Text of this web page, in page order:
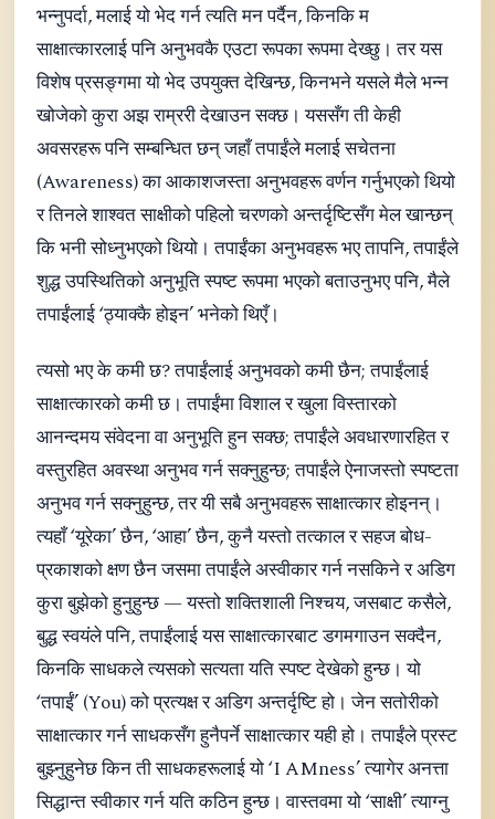
भन्नुपर्दा, मलाई यो भेद गर्न त्यति मन पर्दैन, किनकि म
साक्षात्कारलाई पनि अनुभवकै एउटा रूपका रूपमा देख्छु। तर यस
विशेष प्रसङ्गमा यो भेद उपयुक्त देखिन्छ, किनभने यसले मैले भन्न
खोजेको कुरा अझ राम्ररी देखाउन सक्छ। यससँग ती केही
अवसरहरू पनि सम्बन्धित छन् जहाँ तपाईंले मलाई सचेतना
(Awareness) का आकाशजस्ता अनुभवहरू वर्णन गर्नुभएको थियो
र तिनले शाश्वत साक्षीको पहिलो चरणको अन्तर्दृष्टिसँग मेल खान्छन्
कि भनी सोध्नुभएको थियो। तपाईंका अनुभवहरू भए तापनि, तपाईंले
शुद्ध उपस्थितिको अनुभूति स्पष्ट रूपमा भएको बताउनुभए पनि, मैले
तपाईंलाई ‘ठ्याक्कै होइन’ भनेको थिएँ।
त्यसो भए के कमी छ? तपाईंलाई अनुभवको कमी छैन; तपाईंलाई
साक्षात्कारको कमी छ। तपाईंमा विशाल र खुला विस्तारको
आनन्दमय संवेदना वा अनुभूति हुन सक्छ; तपाईंले अवधारणारहित र
वस्तुरहित अवस्था अनुभव गर्न सक्नुहुन्छ; तपाईंले ऐनाजस्तो स्पष्टता
अनुभव गर्न सक्नुहुन्छ, तर यी सबै अनुभवहरू साक्षात्कार होइनन्।
त्यहाँ ‘यूरेका’ छैन, ‘आहा’ छैन, कुनै यस्तो तत्काल र सहज बोध-
प्रकाशको क्षण छैन जसमा तपाईंले अस्वीकार गर्न नसकिने र अडिग
कुरा बुझेको हुनुहुन्छ — यस्तो शक्तिशाली निश्चय, जसबाट कसैले,
बुद्ध स्वयंले पनि, तपाईंलाई यस साक्षात्कारबाट डगमगाउन सक्दैन,
किनकि साधकले त्यसको सत्यता यति स्पष्ट देखेको हुन्छ। यो
‘तपाईं’ (You) को प्रत्यक्ष र अडिग अन्तर्दृष्टि हो। जेन सतोरीको
साक्षात्कार गर्न साधकसँग हुनैपर्ने साक्षात्कार यही हो। तपाईंले प्रस्ट
बुझ्नुहुनेछ किन ती साधकहरूलाई यो ‘I AMness’ त्यागेर अनत्ता
सिद्धान्त स्वीकार गर्न यति कठिन हुन्छ। वास्तवमा यो ‘साक्षी’ त्याग्नु